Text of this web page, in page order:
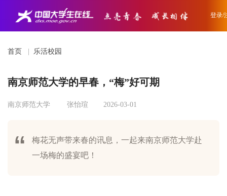
登录/
首页 乐活校园
南京师范大学的早春，“梅”好可期
南京师范大学 张怡瑄 2026-03-01
梅花无声带来春的讯息，一起来南京师范大学赴
一场梅的盛宴吧！